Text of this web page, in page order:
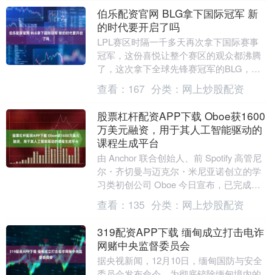
伯乐配资官网 BLG拿下国际冠军 新
的时代要开启了吗
LPL赛区时隔一千多天再次拿下国际赛事
冠军，这份喜悦让整个赛区的观众都沸腾
了，这次拿下全球先锋赛冠军的BLG，在
领奖台上接受采访的时候，战队核心上单
说出了那句让....
查看： 167 分类： 网上炒股配资
股票杠杆配资APP下载 Oboe获1600
万美元融资，用于其人工智能驱动的
课程生成平台
由 Anchor 联合创始人、前 Spotify 高管尼
尔・齐切曼与迈克尔・米尼亚诺创立的学
习类初创公司 Oboe 今日宣布，已完成
1600 万美元 A 轮融....
查看： 135 分类： 网上炒股配资
319配资APP下载 缅甸成立打击电诈
网赌中央监督委员会
据央视新闻，12月10日，缅甸国防与安全